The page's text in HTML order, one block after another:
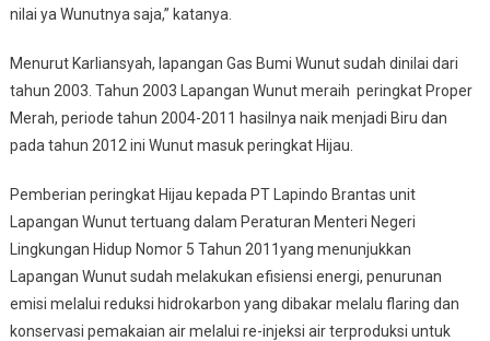
nilai ya Wunutnya saja,” katanya.
Menurut Karliansyah, lapangan Gas Bumi Wunut sudah dinilai dari
tahun 2003. Tahun 2003 Lapangan Wunut meraih peringkat Proper
Merah, periode tahun 2004-2011 hasilnya naik menjadi Biru dan
pada tahun 2012 ini Wunut masuk peringkat Hijau.
Pemberian peringkat Hijau kepada PT Lapindo Brantas unit
Lapangan Wunut tertuang dalam Peraturan Menteri Negeri
Lingkungan Hidup Nomor 5 Tahun 2011yang menunjukkan
Lapangan Wunut sudah melakukan efisiensi energi, penurunan
emisi melalui reduksi hidrokarbon yang dibakar melalu flaring dan
konservasi pemakaian air melalui re-injeksi air terproduksi untuk